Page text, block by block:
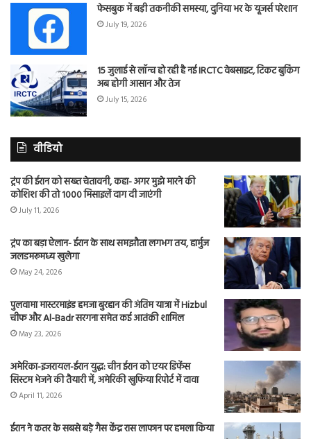
फेसबुक में बड़ी तकनीकी समस्या, दुनिया भर के यूजर्स परेशान
July 19, 2026
15 जुलाई से लॉन्च हो रही है नई IRCTC वेबसाइट, टिकट बुकिंग
अब होगी आसान और तेज
July 15, 2026
वीडियो
ट्रंप की ईरान को सख्त चेतावनी, कहा- अगर मुझे मारने की
कोशिश की तो 1000 मिसाइलें दाग दी जाएंगी
July 11, 2026
ट्रंप का बड़ा ऐलान- ईरान के साथ समझौता लगभग तय, हार्मुज
जलडमरूमध्य खुलेगा
May 24, 2026
पुलवामा मास्टरमाइंड हमजा बुरहान की अंतिम यात्रा में Hizbul
चीफ और Al-Badr सरगना समेत कई आतंकी शामिल
May 23, 2026
अमेरिका-इजरायल-ईरान युद्ध: चीन ईरान को एयर डिफेंस
सिस्टम भेजने की तैयारी में, अमेरिकी खुफिया रिपोर्ट में दावा
April 11, 2026
ईरान ने कतर के सबसे बड़े गैस केंद्र रास लाफान पर हमला किया